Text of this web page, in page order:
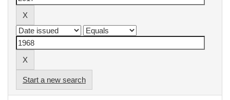
Start a new search